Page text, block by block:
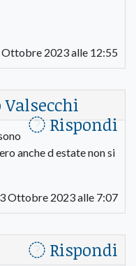
Ottobre 2023 alle 12:55
Rispondi
anche d estate non si
Ottobre 2023 alle 7:07
Rispondi